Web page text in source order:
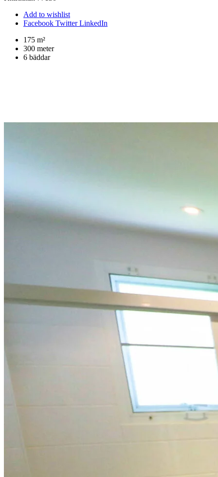
Add to wishlist
Facebook TwitterLinkedIn
175 m²
300 meter
6 bäddar